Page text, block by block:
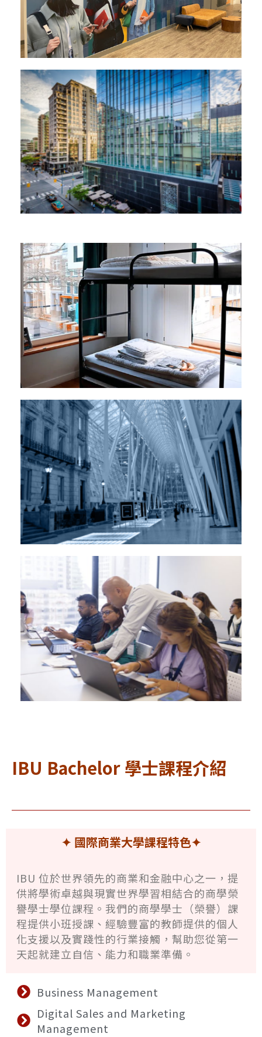
IBU Bachelor 學士課程介紹
✦ 國際商業大學課程特色✦
IBU 位於世界領先的商業和金融中心之一，提
供將學術卓越與現實世界學習相結合的商學榮
譽學士學位課程。 我們的商學學士（榮譽）課
程提​​供小班授課、經驗豐富的教師提供的個人
化支援以及實踐性的行業接觸，幫助您從第一
天起就建立自信、能力和職業準備。
Business Management
Digital Sales and Marketing
Management